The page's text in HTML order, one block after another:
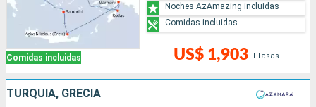
Comidas incluidas US$ 1,903 +Tasas
Noches AzAmazing incluidas
Comidas incluidas
TURQUÍA, GRECIA